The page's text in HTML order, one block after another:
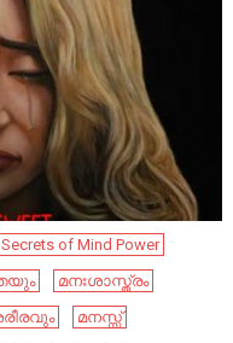
Secrets of Mind Power
മനഃശാസ്ത്രം
മനസ്സ്